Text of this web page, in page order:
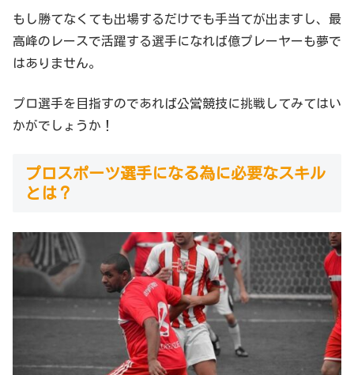
もし勝てなくても出場するだけでも手当てが出ますし、最
高峰のレースで活躍する選手になれば億プレーヤーも夢で
はありません。
プロ選手を目指すのであれば公営競技に挑戦してみてはい
かがでしょうか！
プロスポーツ選手になる為に必要なスキル
とは？